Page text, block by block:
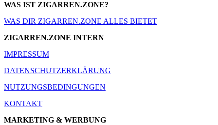
WAS IST ZIGARREN.ZONE?
WAS DIR ZIGARREN.ZONE ALLES BIETET
ZIGARREN.ZONE INTERN
IMPRESSUM
DATENSCHUTZERKLÄRUNG
NUTZUNGSBEDINGUNGEN
KONTAKT
MARKETING & WERBUNG